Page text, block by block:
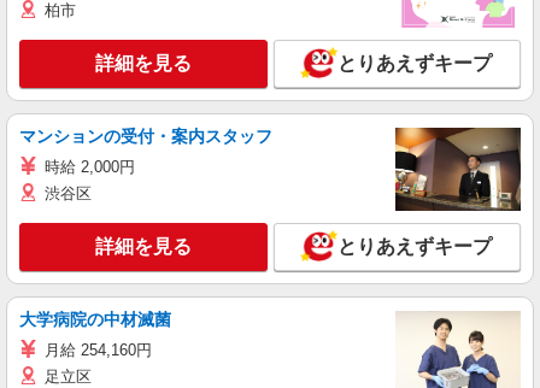
柏市
詳細を見る とりあえずキープ
マンションの受付・案内スタッフ
時給 2,000円
渋谷区
詳細を見る とりあえずキープ
大学病院の中材滅菌
月給 254,160円
足立区